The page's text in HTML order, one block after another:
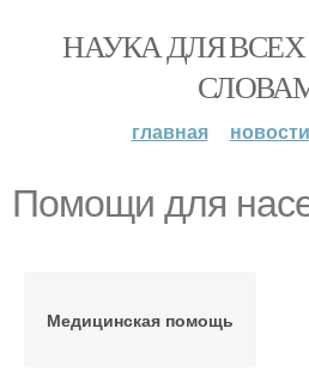
НАУКА ДЛЯ
главная новости
Помощи для
Медицинская помощь